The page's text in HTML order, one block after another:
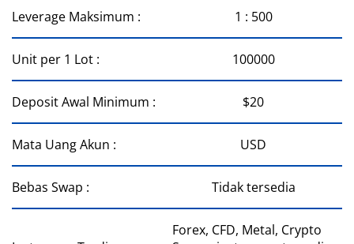
Leverage Maksimum : 1 : 500
Unit per 1 Lot : 100000
Deposit Awal Minimum : $20
Mata Uang Akun : USD
Bebas Swap : Tidak tersedia
Forex, CFD, Metal, Crypto